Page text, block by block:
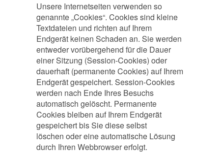
Unsere Internetseiten verwenden so
genannte „Cookies“. Cookies sind kleine
Textdateien und richten auf Ihrem
Endgerät keinen Schaden an. Sie werden
entweder vorübergehend für die Dauer
einer Sitzung (Session-Cookies) oder
dauerhaft (permanente Cookies) auf Ihrem
Endgerät gespeichert. Session-Cookies
werden nach Ende Ihres Besuchs
automatisch gelöscht. Permanente
Cookies bleiben auf Ihrem Endgerät
gespeichert bis Sie diese selbst
löschen oder eine automatische Lösung
durch Ihren Webbrowser erfolgt.